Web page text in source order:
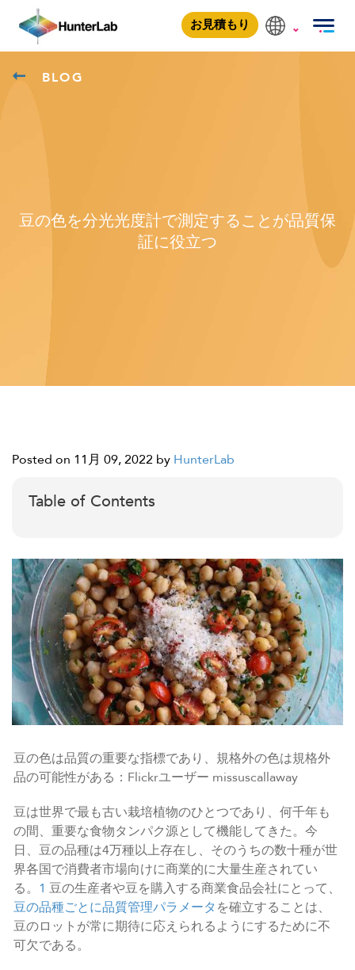
お見積もり
BLOG
豆の色を分光光度計で測定することが品質保
証に役立つ
Posted on 11月 09, 2022 by HunterLab
Table of Contents
豆の色は品質の重要な指標であり、規格外の色は規格外
品の可能性がある：Flickrユーザー missuscallaway
豆は世界で最も古い栽培植物のひとつであり、何千年も
の間、重要な食物タンパク源として機能してきた。今
日、豆の品種は4万種以上存在し、そのうちの数十種が世
界各国で消費者市場向けに商業的に大量生産されてい
る。 1 豆の生産者や豆を購入する商業食品会社にとって、
豆の品種ごとに品質管理パラメータ を確立することは、
豆のロットが常に期待に応えられるようにするために不
可欠である。